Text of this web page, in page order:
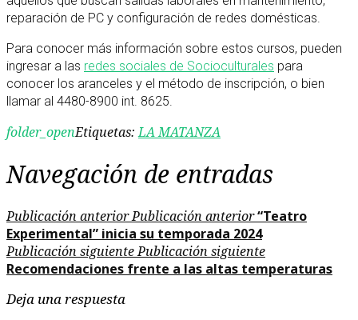
reparación de PC y configuración de redes domésticas.
Para conocer más información sobre estos cursos, pueden
ingresar a las redes sociales de Socioculturales para
conocer los aranceles y el método de inscripción, o bien
llamar al 4480-8900 int. 8625.
folder_openEtiquetas:LA MATANZA
Navegación de entradas
Publicación anteriorPublicación anterior“Teatro
Experimental” inicia su temporada 2024
Publicación siguientePublicación siguiente
Recomendaciones frente a las altas temperaturas
Deja una respuesta